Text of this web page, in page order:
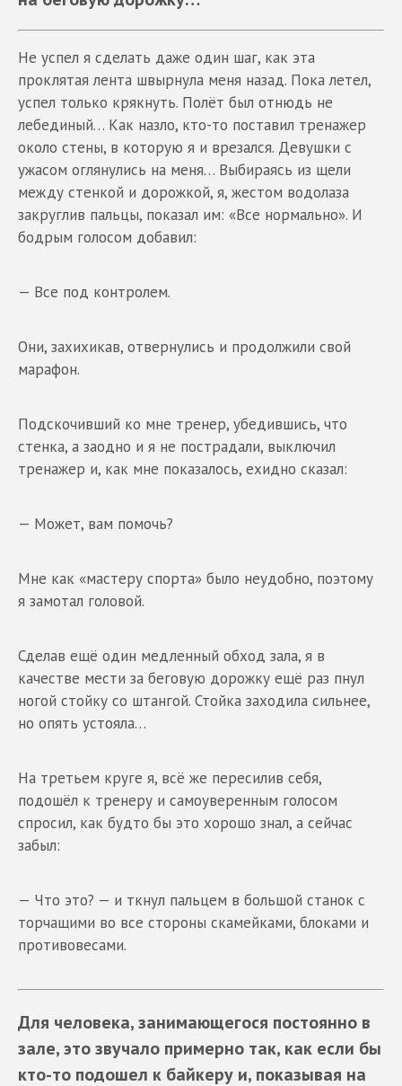
Не успел я сделать даже один шаг, как эта
проклятая лента швырнула меня назад. Пока летел,
успел только крякнуть. Полёт был отнюдь не
лебединый… Как назло, кто-то поставил тренажер
около стены, в которую я и врезался. Девушки с
ужасом оглянулись на меня… Выбираясь из щели
между стенкой и дорожкой, я, жестом водолаза
закруглив пальцы, показал им: «Все нормально». И
бодрым голосом добавил:
— Все под контролем.
Они, захихикав, отвернулись и продолжили свой
марафон.
Подскочивший ко мне тренер, убедившись, что
стенка, а заодно и я не пострадали, выключил
тренажер и, как мне показалось, ехидно сказал:
— Может, вам помочь?
Мне как «мастеру спорта» было неудобно, поэтому
я замотал головой.
Сделав ещё один медленный обход зала, я в
качестве мести за беговую дорожку ещё раз пнул
ногой стойку со штангой. Стойка заходила сильнее,
но опять устояла…
На третьем круге я, всё же пересилив себя,
подошёл к тренеру и самоуверенным голосом
спросил, как будто бы это хорошо знал, а сейчас
забыл:
— Что это? — и ткнул пальцем в большой станок с
торчащими во все стороны скамейками, блоками и
противовесами.
Для человека, занимающегося постоянно в
зале, это звучало примерно так, как если бы
кто-то подошел к байкеру и, показывая на